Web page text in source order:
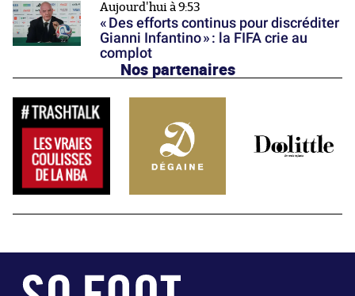
Aujourd'hui à 9:53
« Des efforts continus pour discréditer
Gianni Infantino » : la FIFA crie au
complot
Nos partenaires